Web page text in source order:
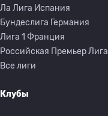
Ла Лига Испания
Бундеслига Германия
Лига 1 Франция
Российская Премьер Лига
Все лиги
Клубы